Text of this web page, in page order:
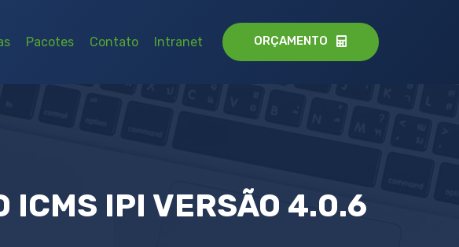
Pacotes Contato Intranet ORÇAMENTO
ICMS IPI VERSÃO 4.0.6